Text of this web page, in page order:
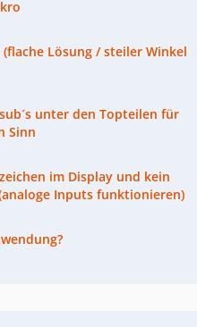
Lösung / steiler Winkel
unter den Topteilen für
Sinn
im Display und kein
Inputs funktionieren)